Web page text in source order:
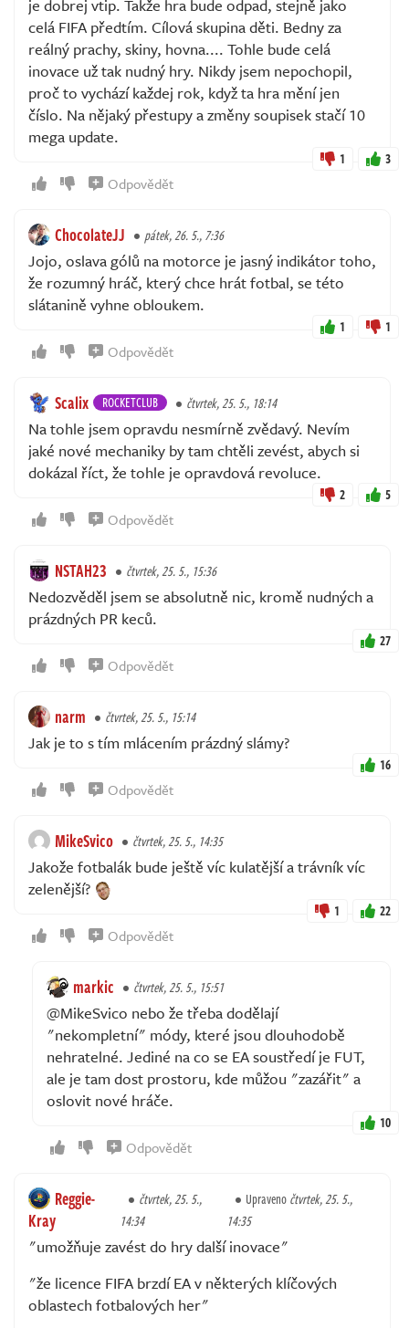
je dobrej vtip. Takže hra bude odpad, stejně jako
celá FIFA předtím. Cílová skupina děti. Bedny za
reálný prachy, skiny, hovna.... Tohle bude celá
inovace už tak nudný hry. Nikdy jsem nepochopil,
proč to vychází každej rok, když ta hra mění jen
číslo. Na nějaký přestupy a změny soupisek stačí 10
mega update.
1 3
Odpovědět
ChocolateJJ pátek, 26. 5., 7:36
Jojo, oslava gólů na motorce je jasný indikátor toho,
že rozumný hráč, který chce hrát fotbal, se této
slátanině vyhne obloukem.
1 1
Odpovědět
Scalix ROCKETCLUB čtvrtek, 25. 5., 18:14
Na tohle jsem opravdu nesmírně zvědavý. Nevím
jaké nové mechaniky by tam chtěli zevést, abych si
dokázal říct, že tohle je opravdová revoluce.
2 5
Odpovědět
NSTAH23 čtvrtek, 25. 5., 15:36
Nedozvěděl jsem se absolutně nic, kromě nudných a
prázdných PR keců.
27
Odpovědět
narm čtvrtek, 25. 5., 15:14
Jak je to s tím mlácením prázdný slámy?
16
Odpovědět
MikeSvico čtvrtek, 25. 5., 14:35
Jakože fotbalák bude ještě víc kulatější a trávník víc
zelenější?
1 22
Odpovědět
markic čtvrtek, 25. 5., 15:51
@MikeSvico nebo že třeba dodělají
"nekompletní" módy, které jsou dlouhodobě
nehratelné. Jediné na co se EA soustředí je FUT,
ale je tam dost prostoru, kde můžou "zazářit" a
oslovit nové hráče.
10
Odpovědět
Reggie-
Kray
čtvrtek, 25. 5.,
14:34
Upravenočtvrtek, 25. 5.,
14:35
"umožňuje zavést do hry další inovace"
"že licence FIFA brzdí EA v některých klíčových
oblastech fotbalových her"